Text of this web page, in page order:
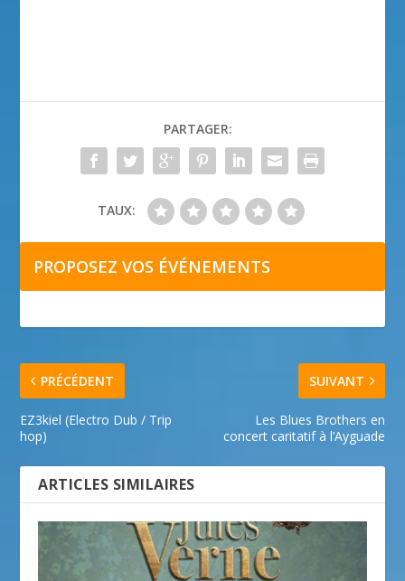
PARTAGER:
TAUX:
PROPOSEZ VOS ÉVÉNEMENTS
PRÉCÉDENT
EZ3kiel (Electro Dub / Trip
hop)
SUIVANT
Les Blues Brothers en
concert caritatif à l’Ayguade
ARTICLES SIMILAIRES